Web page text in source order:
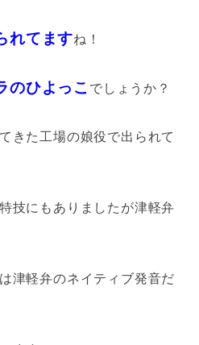
れてますね！
のひよっこ でしょうか？
きた工場の娘役で出られて
技にもありましたが津軽弁
津軽弁のネイティブ発音だ